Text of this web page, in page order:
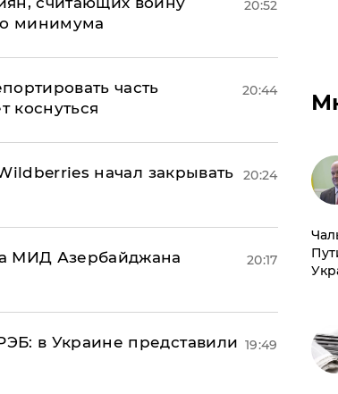
минимума
20:52
часть
коснуться
20:44
начал закрывать
20:24
МИД Азербайджана
20:17
в Украине представили 19:49